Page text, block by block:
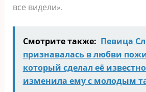
все видели».
Смотрите также: Певица
признавалась в любви
который сделал её
изменила ему с молодым